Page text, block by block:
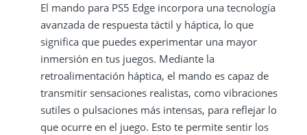
El mando para PS5 Edge incorpora una tecnología
avanzada de respuesta táctil y háptica, lo que
significa que puedes experimentar una mayor
inmersión en tus juegos. Mediante la
retroalimentación háptica, el mando es capaz de
transmitir sensaciones realistas, como vibraciones
sutiles o pulsaciones más intensas, para reflejar lo
que ocurre en el juego. Esto te permite sentir los